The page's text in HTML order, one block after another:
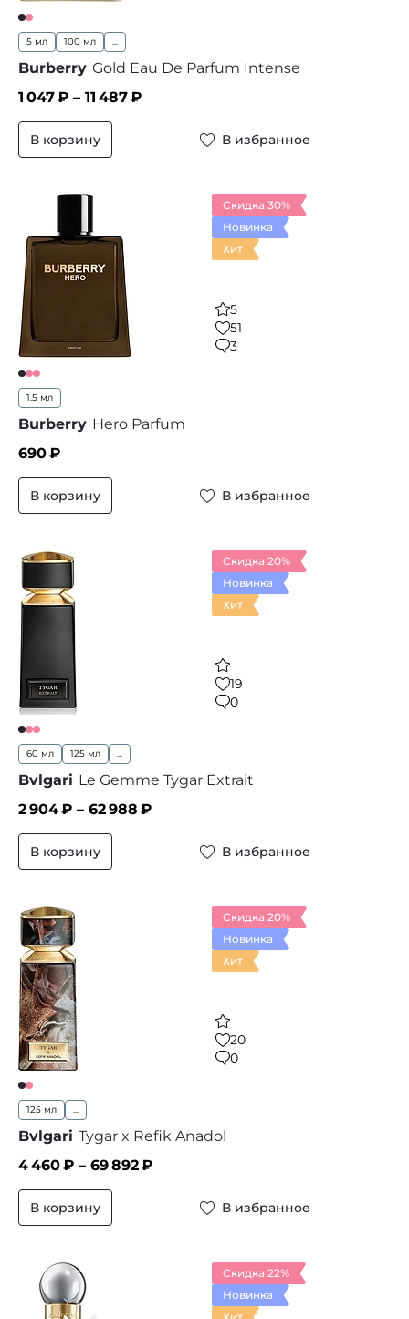
5 мл 100 мл ...
Burberry Gold Eau De Parfum Intense
1 047₽ – 11 487₽
В корзину В избранное
Скидка 30%
Новинка
Хит
5
51
3
1.5 мл
Burberry Hero Parfum
690₽
В корзину В избранное
Скидка 20%
Новинка
Хит
19
0
60 мл 125 мл ...
Bvlgari Le Gemme Tygar Extrait
2 904₽ – 62 988 ₽
В корзину В избранное
Скидка 20%
Новинка
Хит
20
0
125 мл ...
Bvlgari Tygar x Refik Anadol
4 460₽ – 69 892₽
В корзину В избранное
Скидка 22%
Новинка